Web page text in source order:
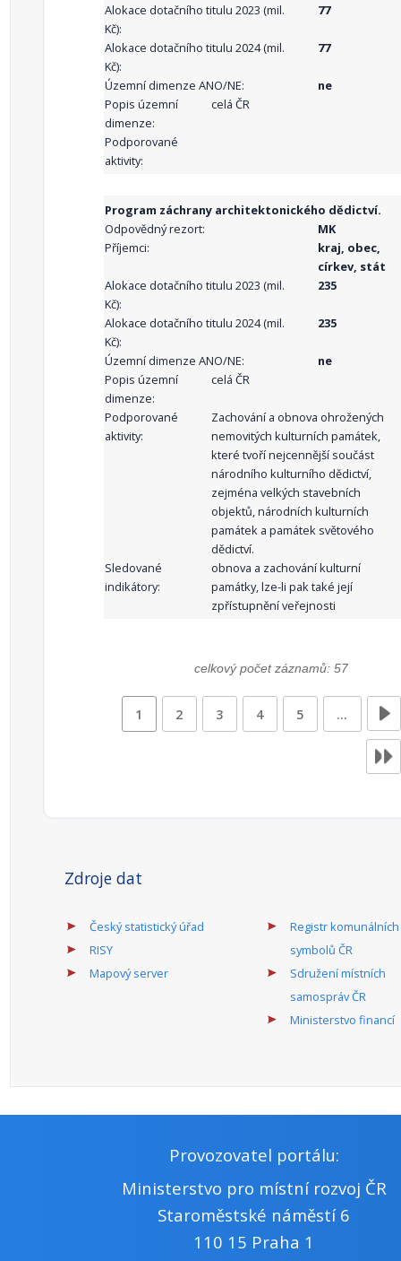
Alokace dotačního titulu 2023 (mil.
Kč):
77
Alokace dotačního titulu 2024 (mil.
Kč):
77
Územní dimenze ANO/NE:
ne
Popis územní
dimenze:
celá ČR
Podporované
aktivity:
Program záchrany architektonického dědictví.
Odpovědný rezort:
MK
Příjemci:
kraj, obec,
církev, stát
Alokace dotačního titulu 2023 (mil.
Kč):
235
Alokace dotačního titulu 2024 (mil.
Kč):
235
Územní dimenze ANO/NE:
ne
Popis územní
dimenze:
celá ČR
Podporované
aktivity:
Zachování a obnova ohrožených
nemovitých kulturních památek,
které tvoří nejcennější součást
národního kulturního dědictví,
zejména velkých stavebních
objektů, národních kulturních
památek a památek světového
dědictví.
Sledované
indikátory:
obnova a zachování kulturní
památky, lze-li pak také její
zpřístupnění veřejnosti
celkový počet záznamů: 57
1 2 3 4 5 …
Zdroje dat
Český statistický úřad
RISY
Mapový server
Registr komunálních
symbolů ČR
Sdružení místních
samospráv ČR
Ministerstvo financí
Provozovatel portálu:
Ministerstvo pro místní rozvoj ČR
Staroměstské náměstí 6
110 15 Praha 1